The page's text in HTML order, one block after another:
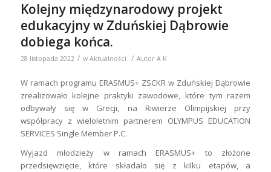
Kolejny międzynarodowy projekt
edukacyjny w Zduńskiej Dąbrowie
dobiega końca.
28 listopada 2022 / w Aktualności / Autor A K
W ramach programu ERASMUS+ ZSCKR w Zduńskiej Dąbrowie
zrealizowało kolejne praktyki zawodowe, które tym razem
odbywały się w Grecji, na Riwierze Olimpijskiej przy
współpracy z wieloletnim partnerem OLYMPUS EDUCATION
SERVICES Single Member P.C.
Wyjazd młodzieży w ramach ERASMUS+ to złożone
przedsięwzięcie, które składało się z kilku etapów, a